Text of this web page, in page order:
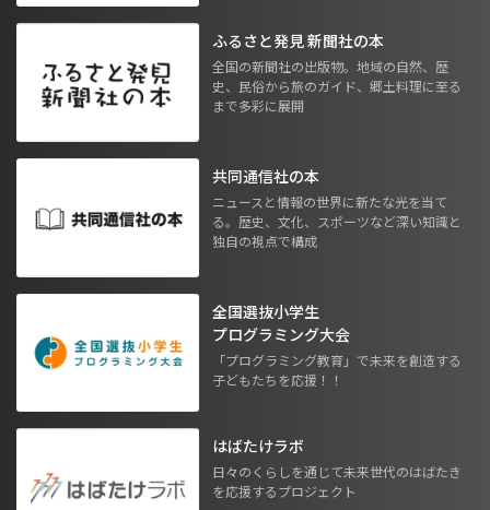
ふるさと発見 新聞社の本
全国の新聞社の出版物。地域の自然、歴
史、民俗から旅のガイド、郷土料理に至る
まで多彩に展開
共同通信社の本
ニュースと情報の世界に新たな光を当て
る。歴史、文化、スポーツなど深い知識と
独自の視点で構成
全国選抜小学生
プログラミング大会
「プログラミング教育」で未来を創造する
子どもたちを応援！！
はばたけラボ
日々のくらしを通じて未来世代のはばたき
を応援するプロジェクト